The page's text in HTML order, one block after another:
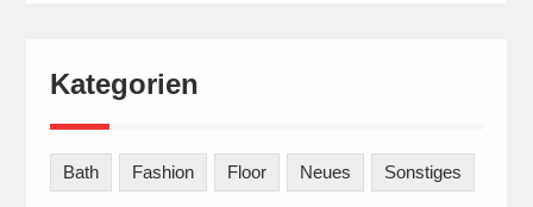
Kategorien
Bath Fashion Floor Neues Sonstiges